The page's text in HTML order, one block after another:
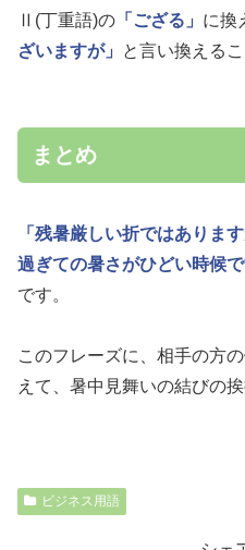
Ⅱ(丁重語)の 「ござる」 に換
ざいますが」
と言い換える
まとめ
「残暑厳しい折ではあります
過ぎての暑さがひどい時候で
です。
このフレーズに、相手の方
えて、暑中見舞いの結びの
ビジネス用語